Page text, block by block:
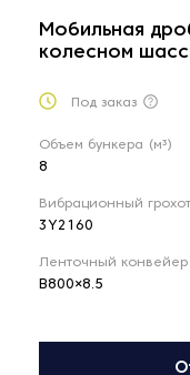
Мобильная
колесном
Под заказ
Объем бункера (м³)
8
Вибрационный грохот
3Y2160
Ленточный
B800×8.5